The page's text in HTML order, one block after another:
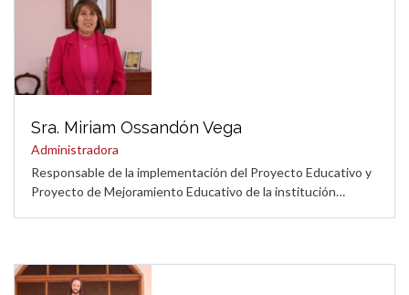
Sra. Miriam Ossandón Vega
Administradora
Responsable de la implementación del Proyecto Educativo y
Proyecto de Mejoramiento Educativo de la institución…